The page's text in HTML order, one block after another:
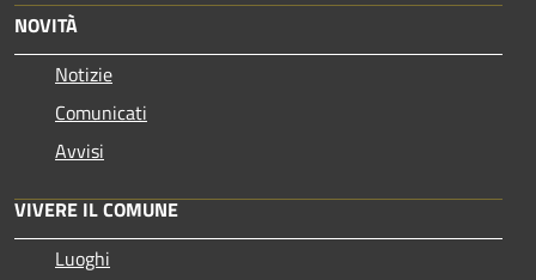
NOVITÀ
Notizie
Comunicati
Avvisi
VIVERE IL COMUNE
Luoghi